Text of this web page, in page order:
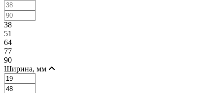
38
51
64
77
90
Ширина, мм